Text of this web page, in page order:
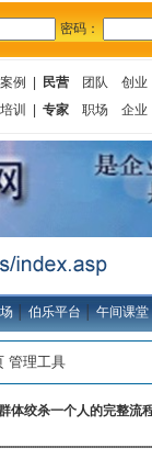
密码：
案例 民营 团队
创业
培训 专家 职场 企业
│伯乐平台│午间课堂
管理工具
体绞杀一个人的完整流